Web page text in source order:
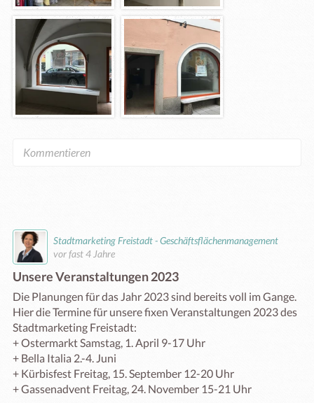
Stadtmarketing Freistadt - Geschäftsflächenmanagement
vor fast 4 Jahre
Unsere Veranstaltungen 2023
Die Planungen für das Jahr 2023 sind bereits voll im Gange.
Hier die Termine für unsere fixen Veranstaltungen 2023 des
Stadtmarketing Freistadt:
+ Ostermarkt Samstag, 1. April 9-17 Uhr
+ Bella Italia 2.-4. Juni
+ Kürbisfest Freitag, 15. September 12-20 Uhr
+ Gassenadvent Freitag, 24. November 15-21 Uhr